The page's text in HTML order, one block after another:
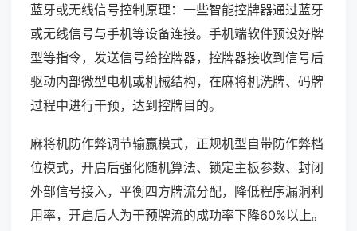
蓝牙或无线信号控制原理：一些智能控牌器通过蓝牙
或无线信号与手机等设备连接。手机端软件预设好牌
型等指令，发送信号给控牌器，控牌器接收到信号后
驱动内部微型电机或机械结构，在麻将机洗牌、码牌
过程中进行干预，达到控牌目的。
麻将机防作弊调节输赢模式，正规机型自带防作弊档
位模式，开启后强化随机算法、锁定主板参数、封闭
外部信号接入，平衡四方牌流分配，降低程序漏洞利
用率，开启后人为干预牌流的成功率下降60%以上。